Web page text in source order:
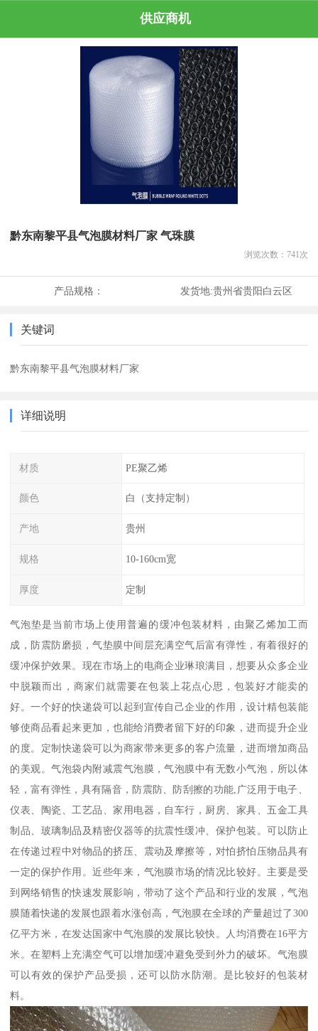
供应商机
黔东南黎平县气泡膜材料厂家 气珠膜
浏览次数： 741 次
产品规格： 发货地:贵州省贵阳白云区
关键词
黔东南黎平县气泡膜材料厂家
详细说明
材质 PE聚乙烯
颜色 白（支持定制）
产地 贵州
规格 10-160cm宽
厚度 定制
气泡垫是当前市场上使用普遍的缓冲包装材料，由聚乙烯加工而
成，防震防磨损，气垫膜中间层充满空气后富有弹性，有着很好的
缓冲保护效果。现在市场上的电商企业琳琅满目，想要从众多企业
中脱颖而出，商家们就需要在包装上花点心思，包装好才能卖的
好。一个好的快递袋可以起到宣传自己企业的作用，设计精包装能
够使商品看起来更加，也能给消费者留下好的印象，进而提升企业
的度。定制快递袋可以为商家带来更多的客户流量，进而增加商品
的美观。气泡袋内附减震气泡膜，气泡膜中有无数小气泡，所以体
轻，富有弹性，具有隔音，防震防、防刮擦的功能,广泛用于电子、
仪表、陶瓷、工艺品、家用电器，自车行，厨房、家具、五金工具
制品、玻璃制品及精密仪器等的抗震性缓冲、保护包装。可以防止
在传递过程中对物品的挤压、震动及摩擦等，对怕挤怕压物品具有
一定的保护作用。近些年来，气泡膜市场的情况比较好。主要是受
到网络销售的快速发展影响，带动了这个产品和行业的发展，气泡
膜随着快递的发展也跟着水涨创高，气泡膜在全球的产量超过了300
亿平方米，在发达国家中气泡膜的发展比较快。人均消费在16平方
米。在塑料上充满空气可以增加缓冲避免受到外力的破坏。气泡膜
可以有效的保护产品受损，还可以防水防潮。是比较好的包装材
料。